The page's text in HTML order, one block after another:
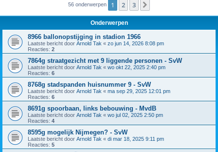
56 onderwerpen 1 2 3
Onderwerpen
8966 ballonopstijging in stadion 1966
Laatste bericht door Arnold Tak « zo jun 14, 2026 8:08 pm
Reacties: 2
7864g straatgezicht met 9 liggende personen - SvW
Laatste bericht door Arnold Tak « wo okt 22, 2025 2:40 pm
Reacties: 6
8768g stadspanden huisnummer 9 - SvW
Laatste bericht door Arnold Tak « ma sep 29, 2025 12:01 pm
Reacties: 6
8691g spoorbaan, links bebouwing - MvdB
Laatste bericht door Arnold Tak « wo jul 02, 2025 2:50 pm
Reacties: 4
8595g mogelijk Nijmegen? - SvW
Laatste bericht door Arnold Tak « di mar 18, 2025 9:11 pm
Reacties: 5